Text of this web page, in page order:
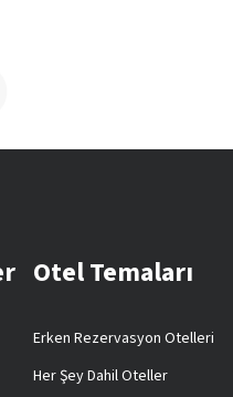
Otel Temaları
Erken Rezervasyon Otelleri
Her Şey Dahil Oteller